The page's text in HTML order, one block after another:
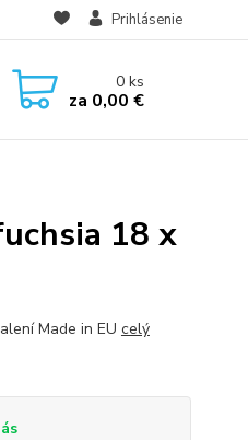
Prihlásenie
0ks
za 0,00 €
18 x
Made in EU celý